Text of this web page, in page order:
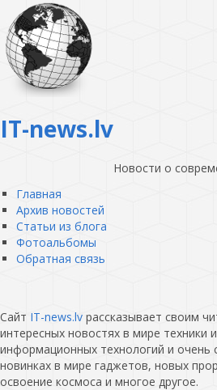
IT-news.lv
Новости о
Главная
Архив новостей
Статьи из блога
Фотоальбомы
Обратная связь
Сайт IT-news.lv рассказывает своим
интересных новостях в мире техники
информационных технологий и очень
новинках в мире гаджетов, новых
освоение космоса и многое другое.